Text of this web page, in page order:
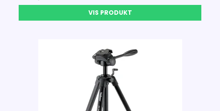
VIS PRODUKT